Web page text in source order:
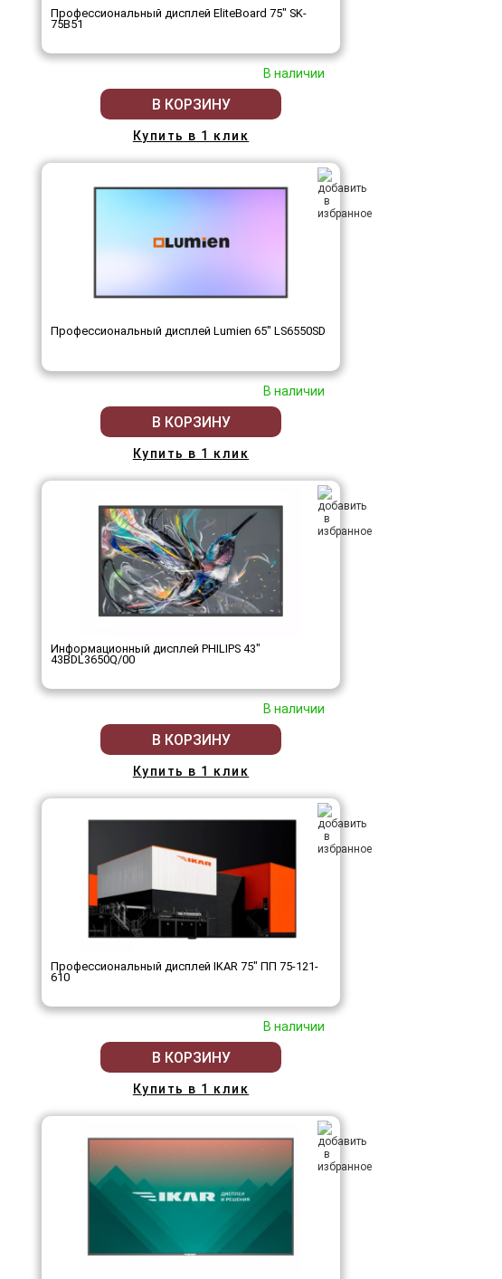
Профессиональный дисплей EliteBoard 75" SK-
75B51
В наличии
В КОРЗИНУ
Купить в 1 клик
Профессиональный дисплей Lumien 65" LS6550SD
В наличии
В КОРЗИНУ
Купить в 1 клик
Информационный дисплей PHILIPS 43"
43BDL3650Q/00
В наличии
В КОРЗИНУ
Купить в 1 клик
Профессиональный дисплей IKAR 75" ПП 75-121-
610
В наличии
В КОРЗИНУ
Купить в 1 клик